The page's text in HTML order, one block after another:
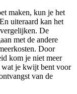
maken, kun je het
uiteraard kan het
De
met de andere
Door
kom je niet meer
wat je kwijt bent voor
van de